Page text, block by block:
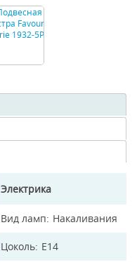
Электрика
Вид ламп Накаливания
Цоколь E14